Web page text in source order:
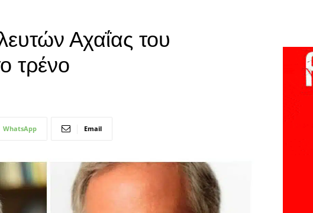
Αχαΐας του
τρένο
WhatsApp Email